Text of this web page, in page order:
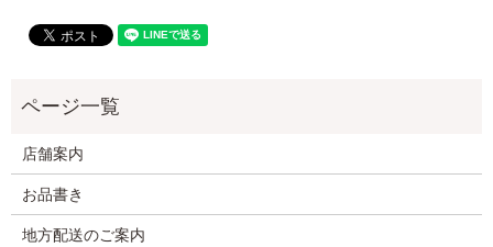
店舗案内
お品書き
地方配送のご案内